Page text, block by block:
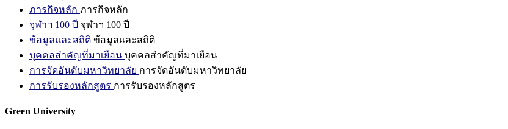
ภารกิจหลัก ภารกิจหลัก
จุฬาฯ 100 ปี จุฬาฯ 100 ปี
ข้อมูลและสถิติ ข้อมูลและสถิติ
บุคคลสำคัญที่มาเยือน บุคคลสำคัญที่มาเยือน
การจัดอันดับมหาวิทยาลัย การจัดอันดับมหาวิทยาลัย
การรับรองหลักสูตร การรับรองหลักสูตร
Green University